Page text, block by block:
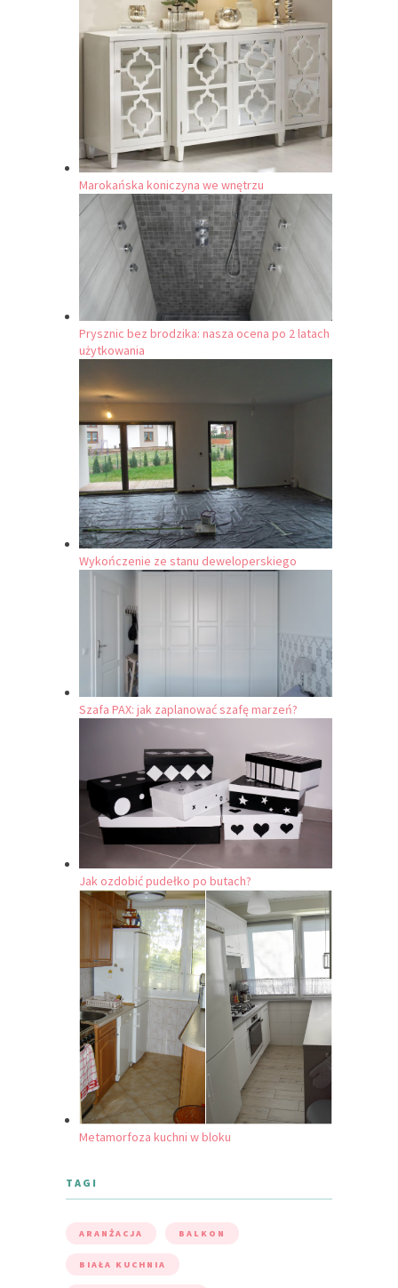
Marokańska koniczyna we wnętrzu
Prysznic bez brodzika: nasza ocena po 2 latach
użytkowania
Wykończenie ze stanu deweloperskiego
Szafa PAX: jak zaplanować szafę marzeń?
Jak ozdobić pudełko po butach?
Metamorfoza kuchni w bloku
TAGI
ARANŻACJA BALKON
BIAŁA KUCHNIA